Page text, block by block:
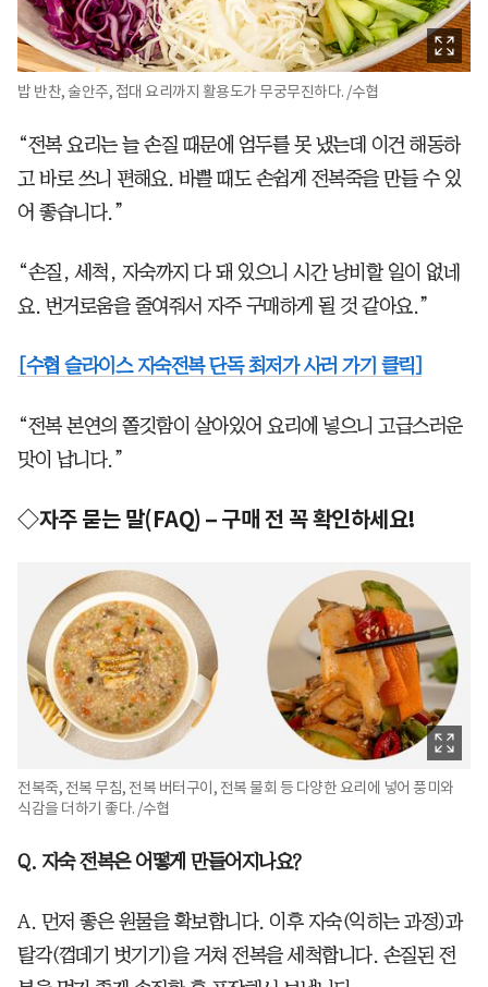
밥 반찬, 술안주, 접대 요리까지 활용도가 무궁무진하다. /수협
“전복 요리는 늘 손질 때문에 엄두를 못 냈는데 이건 해동하
고 바로 쓰니 편해요. 바쁠 때도 손쉽게 전복죽을 만들 수 있
어 좋습니다.”
“손질, 세척, 자숙까지 다 돼 있으니 시간 낭비할 일이 없네
요. 번거로움을 줄여줘서 자주 구매하게 될 것 같아요.”
[수협 슬라이스 자숙전복 단독 최저가 사러 가기 클릭]
“전복 본연의 쫄깃함이 살아있어 요리에 넣으니 고급스러운
맛이 납니다.”
◇자주 묻는 말(FAQ) – 구매 전 꼭 확인하세요!
전복죽, 전복 무침, 전복 버터구이, 전복 물회 등 다양한 요리에 넣어 풍미와
식감을 더하기 좋다. /수협
Q. 자숙 전복은 어떻게 만들어지나요?
A. 먼저 좋은 원물을 확보합니다. 이후 자숙(익히는 과정)과
탈각(껍데기 벗기기)을 거쳐 전복을 세척합니다. 손질된 전